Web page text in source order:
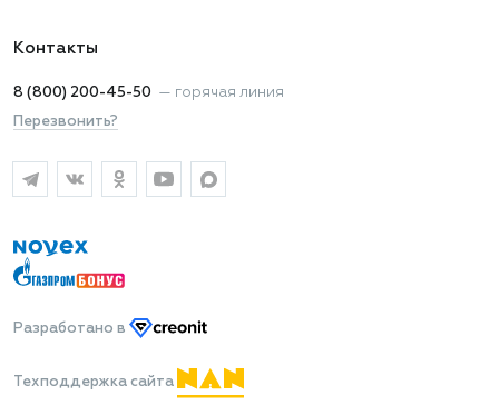
Контакты
8 (800) 200-45-50 — горячая линия
Перезвонить?
Разработано в
Техподдержка сайта